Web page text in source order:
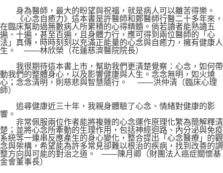
身為醫師，最大的盼望與祝福，就是病人可以離苦得樂。
《心念自癒力》這本書是許醫師和鄭醫師行醫二十多年來，
在臨床幫助過無數病人所累積的心得精髓。倘若讀者能熟讀五
遍、十遍，甚至百遍，且身體力行，應可得到兩位醫師的「心
法」真傳，時時刻刻以充滿正能量的心念與自癒力，擁有健康人
生。 ——林欣榮（花蓮慈濟醫院院長）
我很期待這本書上市，幫助我們更清楚覺察：心念，如何帶
動我們的整體身心，以及影響健康與人生。念念無明，如火燒
心；念念清明，則慈悲與智慧隨行。 ——洪仲清（臨床心理
師）
追尋健康近三十年，我親身體驗了心念、情緒對健康的影
響。
非常佩服兩位作者能將複雜的心念運作原理化繁為簡解釋清
楚；並將心念所牽動的生理作用，包括神經迴路、內分泌與免疫
系統等一連串反應產生的身心變化，整合提出「心念醫療」的觀
念與架構，希望能為許多常見卻難以根治的疾病，找到改善的調
整方向與可能的對治之道。 ——陳月卿（財團法人癌症關懷基
金會董事長）